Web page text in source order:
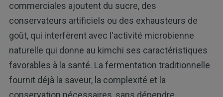
commerciales ajoutent du sucre, des
conservateurs artificiels ou des exhausteurs de
goût, qui interfèrent avec l'activité microbienne
naturelle qui donne au kimchi ses caractéristiques
favorables à la santé. La fermentation traditionnelle
fournit déjà la saveur, la complexité et la